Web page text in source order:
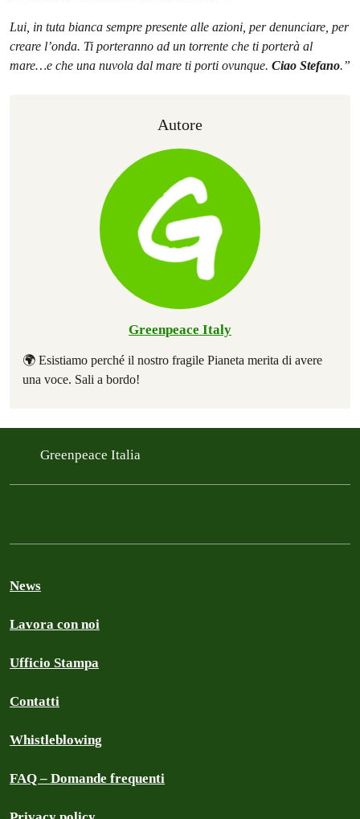
Lui, in tuta bianca sempre presente alle azioni, per denunciare, per
creare l’onda. Ti porteranno ad un torrente che ti porterà al
mare…e che una nuvola dal mare ti porti ovunque. Ciao Stefano.”
Autore
Greenpeace Italy
🌍 Esistiamo perché il nostro fragile Pianeta merita di avere
una voce. Sali a bordo!
Greenpeace Italia
News
Lavora con noi
Ufficio Stampa
Contatti
Whistleblowing
FAQ – Domande frequenti